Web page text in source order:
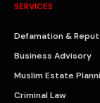
SERVICES
Defamation &
Business Advisory
Muslim Estate
Criminal Law